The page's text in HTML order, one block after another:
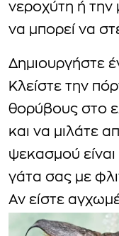
νεροχύτη ή την
να μπορεί να
Δημιουργήστε
Κλείστε την
θορύβους στο
και να μιλάτε
ψεκασμού
γάτα σας με
Αν είστε